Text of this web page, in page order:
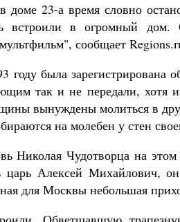
доме 23-а время словно
встроили в огромный дом.
сообщает
году была
так и не передали, хотя
вынуждены молиться в
на молебен у стен
Николая Чудотворца на
царь Алексей Михайлович,
для Москвы небольшая
Кирилл